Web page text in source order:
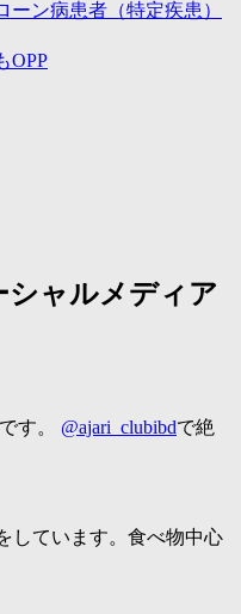
ン病患者（特定疾患）
OPP
シャルメディア
す。 @ajari_clubibdで絶
しています。食べ物中心